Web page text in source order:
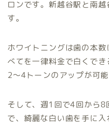
ロンです。新越谷駅と南
す。
ホワイトニングは歯の本
べてを一律料金で白くで
2〜4トーンのアップが可能
そして、週1回で4回から8
で、綺麗な白い歯を手に